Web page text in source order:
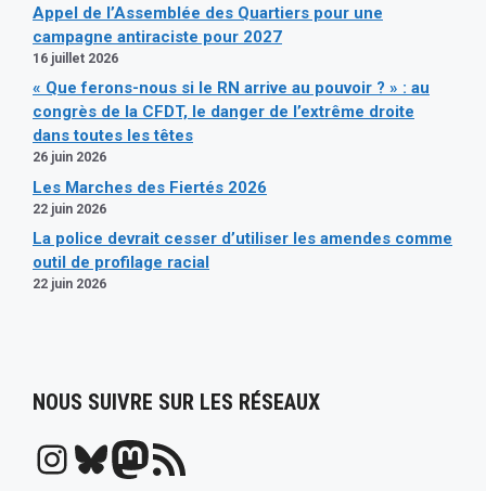
Appel de l’Assemblée des Quartiers pour une
campagne antiraciste pour 2027
16 juillet 2026
« Que ferons-nous si le RN arrive au pouvoir ? » : au
congrès de la CFDT, le danger de l’extrême droite
dans toutes les têtes
26 juin 2026
Les Marches des Fiertés 2026
22 juin 2026
La police devrait cesser d’utiliser les amendes comme
outil de profilage racial
22 juin 2026
NOUS SUIVRE SUR LES RÉSEAUX
Instagram
Bluesky
Mastodon
Flux RSS